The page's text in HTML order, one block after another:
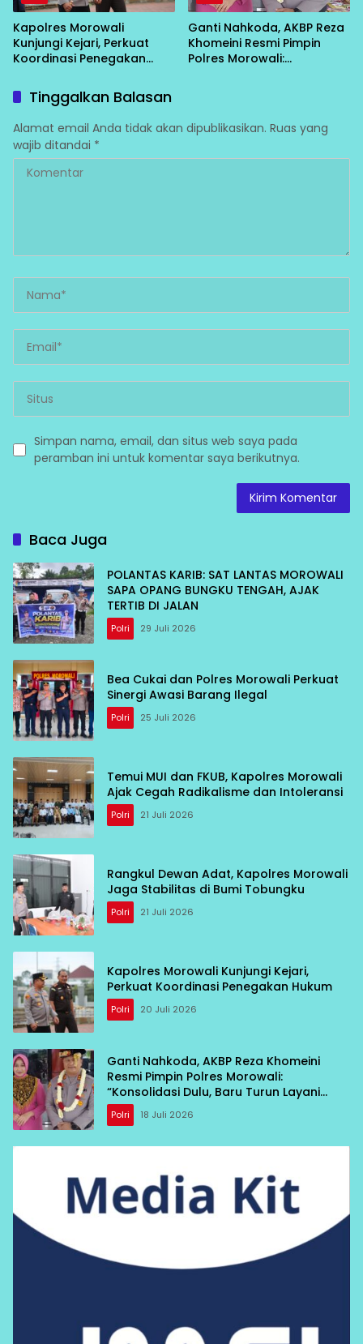
Kapolres Morowali
Kunjungi Kejari, Perkuat
Koordinasi Penegakan
Ganti Nahkoda, AKBP Reza
Khomeini Resmi Pimpin
Polres Morowali:
Tinggalkan Balasan
Alamat email Anda tidak akan dipublikasikan. Ruas yang
wajib ditandai *
Simpan nama, email, dan situs web saya pada
peramban ini untuk komentar saya berikutnya.
Baca Juga
POLANTAS KARIB: SAT LANTAS MOROWALI
SAPA OPANG BUNGKU TENGAH, AJAK
TERTIB DI JALAN
Polri 29 Juli 2026
Bea Cukai dan Polres Morowali Perkuat
Sinergi Awasi Barang Ilegal
Polri 25 Juli 2026
Temui MUI dan FKUB, Kapolres Morowali
Ajak Cegah Radikalisme dan Intoleransi
Polri 21 Juli 2026
Rangkul Dewan Adat, Kapolres Morowali
Jaga Stabilitas di Bumi Tobungku
Polri 21 Juli 2026
Kapolres Morowali Kunjungi Kejari,
Perkuat Koordinasi Penegakan Hukum
Polri 20 Juli 2026
Ganti Nahkoda, AKBP Reza Khomeini
Resmi Pimpin Polres Morowali:
“Konsolidasi Dulu, Baru Turun Layani
Warga”
Polri 18 Juli 2026